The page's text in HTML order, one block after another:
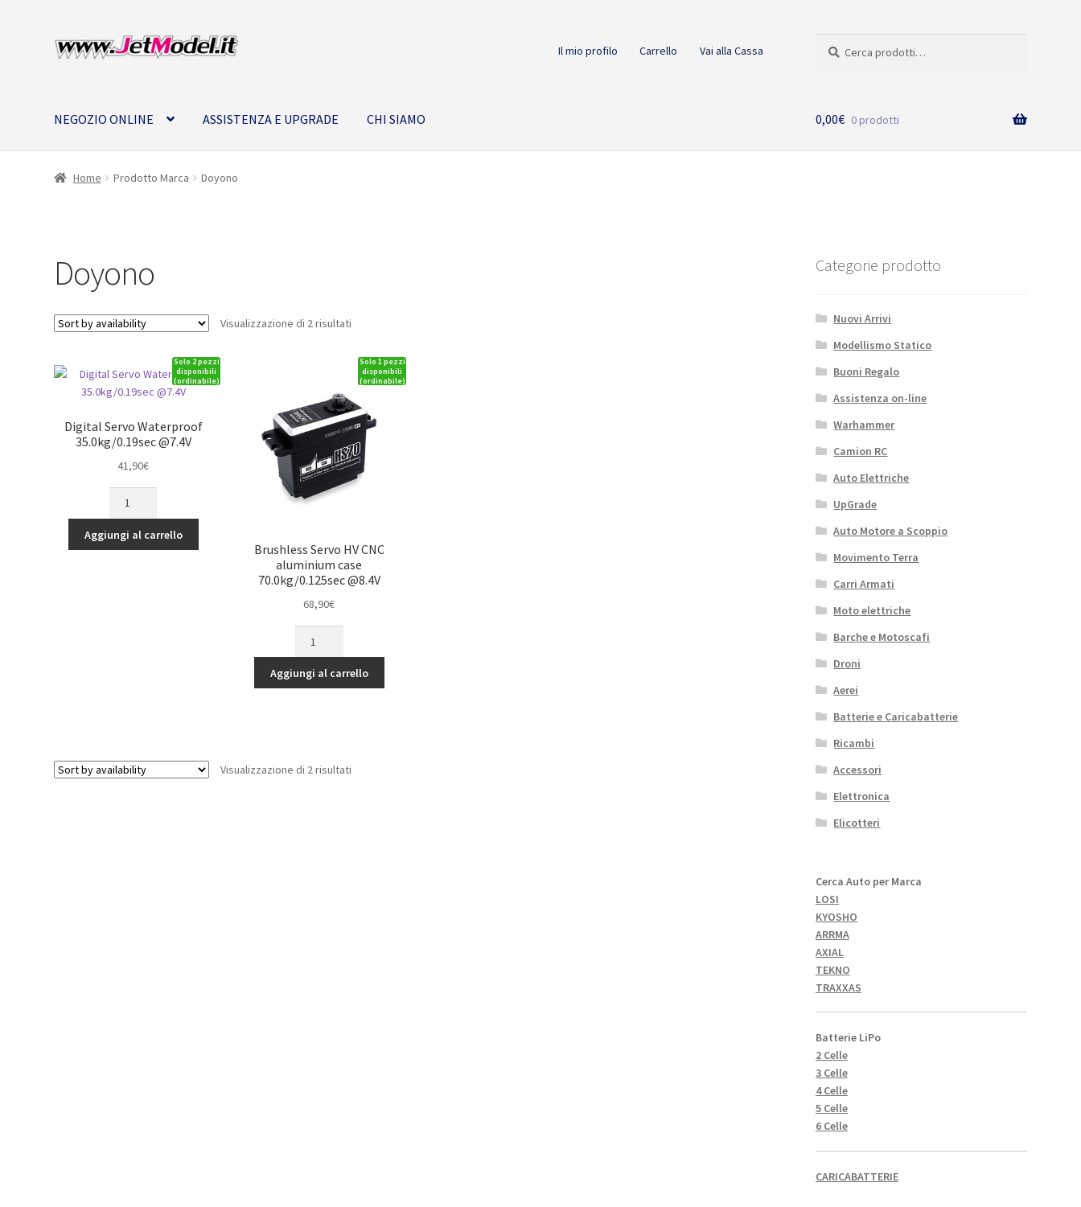
Vai
alla
Vai
al
Il mio profilo Carrello Vai alla Cassa
NEGOZIO ONLINE ASSISTENZA E UPGRADE CHI SIAMO 0,00€ 0 prodotti
Home Prodotto Marca Doyono
Doyono
Visualizzazione di 2 risultati
Solo 2 pezzi
disponibili
(ordinabile)
Digital Servo Waterproof
35.0kg/0.19sec @7.4V
41,90€
Waterproof
35.0kg/0.19sec
Aggiungi al carrello
Solo 1 pezzi
disponibili
(ordinabile)
Brushless Servo HV CNC
aluminium case
70.0kg/0.125sec @8.4V
68,90€
HV
CNC
quantità
Aggiungi al carrello
Visualizzazione di 2 risultati
Categorie prodotto
Nuovi Arrivi
Modellismo Statico
Buoni Regalo
Assistenza on-line
Warhammer
Camion RC
Auto Elettriche
UpGrade
Auto Motore a Scoppio
Movimento Terra
Carri Armati
Moto elettriche
Barche e Motoscafi
Droni
Aerei
Batterie e Caricabatterie
Ricambi
Accessori
Elettronica
Elicotteri
Cerca Auto per Marca
LOSI
KYOSHO
ARRMA
AXIAL
TEKNO
TRAXXAS
Batterie LiPo
2 Celle
3 Celle
4 Celle
5 Celle
6 Celle
CARICABATTERIE